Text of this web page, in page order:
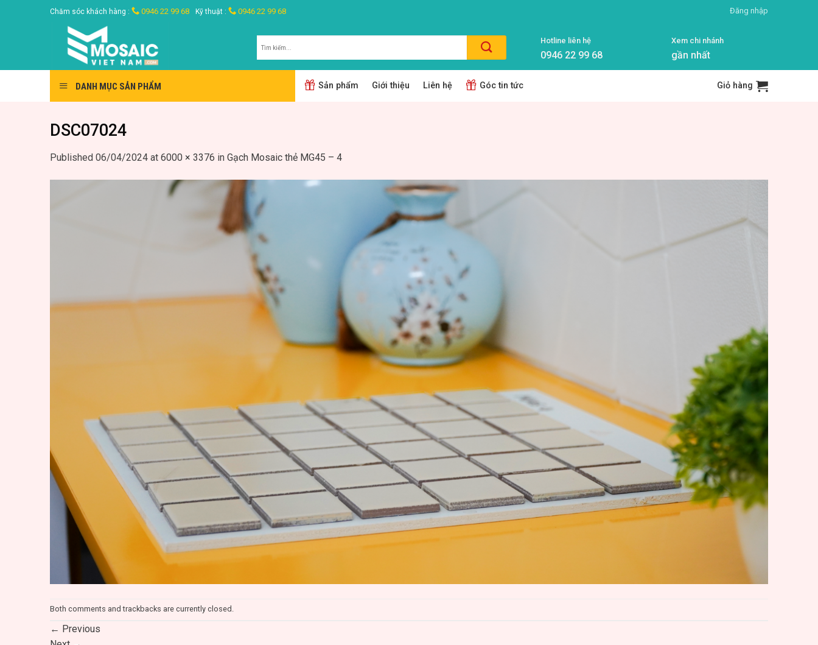
Chăm sóc khách hàng : 0946 22 99 68 Kỹ thuật : 0946 22 99 68 Đăng nhập
Hotline liên hệ
0946 22 99 68
Xem chi nhánh
gần nhất
DANH MỤC SẢN PHẨM Sản phẩm Giới thiệu Liên hệ Góc tin tức Giỏ hàng
DSC07024
Published 06/04/2024 at 6000 × 3376 in Gạch Mosaic thẻ MG45 – 4
Both comments and trackbacks are currently closed.
← Previous